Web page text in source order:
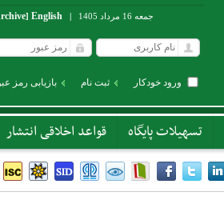
جمعه 16 مرداد 1405 |
English
]
ورود خودکار ثبت نام بازیابی رمز
تسهیلات پایگاه قواعد اخلاقی انتشار